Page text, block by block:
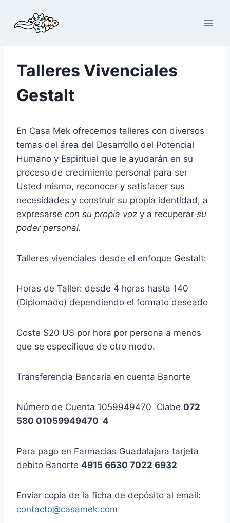
contenido
Talleres Vivenciales
Gestalt
En Casa Mek ofrecemos talleres con diversos
temas del área del Desarrollo del Potencial
Humano y Espiritual que le ayudarán en su
proceso de crecimiento personal para ser
Usted mismo, reconocer y satisfacer sus
necesidades y construir su propia identidad, a
expresarse con su propia voz y a recuperar su
poder personal.
Talleres vivenciales desde el enfoque Gestalt:
Horas de Taller: desde 4 horas hasta 140
(Diplomado) dependiendo el formato deseado
Coste $20 US por hora por persona a menos
que se especifique de otro modo.
Transferencia Bancaria en cuenta Banorte
Número de Cuenta 1059949470 Clabe 072
580 01059949470 4
Para pago en Farmacias Guadalajara tarjeta
debito Banorte 4915 6630 7022 6932
Enviar copia de la ficha de depósito al email:
contacto@casamek.com